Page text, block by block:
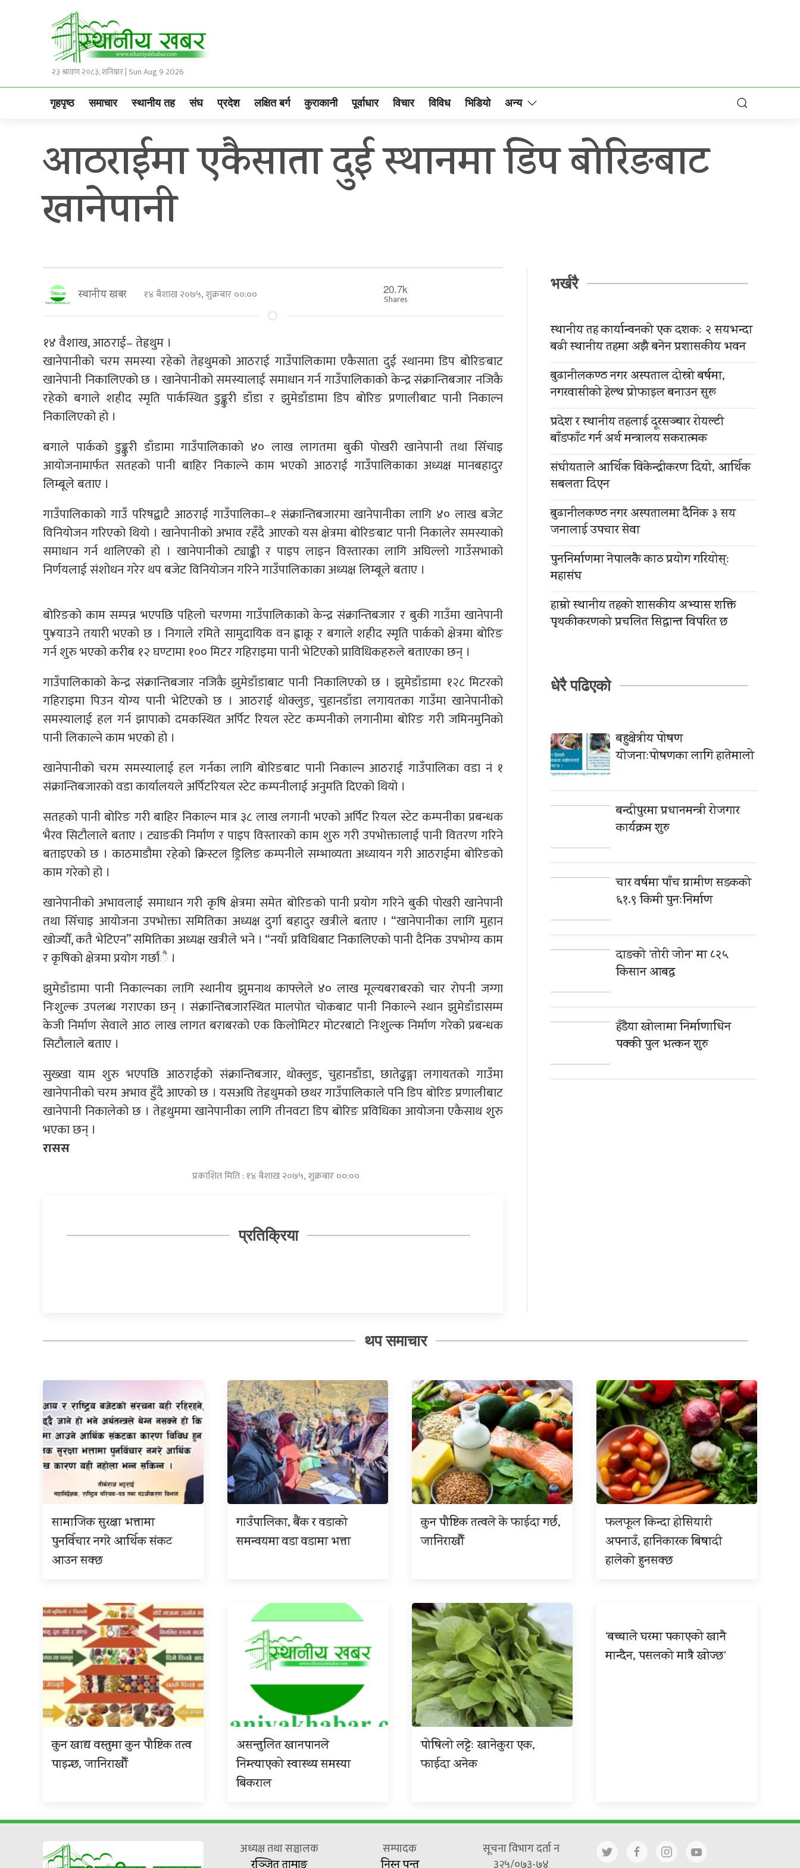
२३ श्रावण २०८३, शनिबार | Sun Aug 9 2026
गृहपृष्ठ समाचार स्थानीय तह संघ प्रदेश लक्षित बर्ग कुराकानी पूर्वाधार विचार विविध भिडियो अन्य
आठराईमा एकैसाता दुई स्थानमा डिप बोरिङबाट
खानेपानी
स्थानीय खबर १४ बैशाख २०७५, शुक्रबार ००:०० 20.7k
Shares
१४ वैशाख, आठराई– तेह्रथुम ।
खानेपानीको चरम समस्या रहेको तेह्रथुमको आठराई गाउँपालिकामा एकैसाता दुई स्थानमा डिप बोरिङबाट
खानेपानी निकालिएको छ । खानेपानीको समस्यालाई समाधान गर्न गाउँपालिकाको केन्द्र संक्रान्तिबजार नजिकै
रहेको बगाले शहीद स्मृति पार्कस्थित डुङ्कुरी डाँडा र झुमेडाँडामा डिप बोरिङ प्रणालीबाट पानी निकाल्न
निकालिएको हो ।
बगाले पार्कको डुङ्कुरी डाँडामा गाउँपालिकाको ४० लाख लागतमा बुकी पोखरी खानेपानी तथा सिँचाइ
आयोजनामार्फत सतहको पानी बाहिर निकाल्ने काम भएको आठराई गाउँपालिकाका अध्यक्ष मानबहादुर
लिम्बूले बताए ।
गाउँपालिकाको गाउँ परिषद्बाटै आठराई गाउँपालिका–१ संक्रान्तिबजारमा खानेपानीका लागि ४० लाख बजेट
विनियोजन गरिएको थियो । खानेपानीको अभाव रहँदै आएको यस क्षेत्रमा बोरिङबाट पानी निकालेर समस्याको
समाधान गर्न थालिएको हो । खानेपानीको ट्याङ्की र पाइप लाइन विस्तारका लागि अघिल्लो गाउँसभाको
निर्णयलाई संशोधन गरेर थप बजेट विनियोजन गरिने गाउँपालिकाका अध्यक्ष लिम्बूले बताए ।
बोरिङको काम सम्पन्न भएपछि पहिलो चरणमा गाउँपालिकाको केन्द्र संक्रान्तिबजार र बुकी गाउँमा खानेपानी
पु¥याउने तयारी भएको छ । निगाले रमिते सामुदायिक वन ह्वाकू र बगाले शहीद स्मृति पार्कको क्षेत्रमा बोरिङ
गर्न शुरु भएको करीब १२ घण्टामा १०० मिटर गहिराइमा पानी भेटिएको प्राविधिकहरुले बताएका छन् ।
गाउँपालिकाको केन्द्र संक्रान्तिबजार नजिकै झुमेडाँडाबाट पानी निकालिएको छ । झुमेडाँडामा १२८ मिटरको
गहिराइमा पिउन योग्य पानी भेटिएको छ । आठराई थोक्लुङ, चुहानडाँडा लगायतका गाउँमा खानेपानीको
समस्यालाई हल गर्न झापाको दमकस्थित अर्पिट रियल स्टेट कम्पनीको लगानीमा बोरिङ गरी जमिनमुनिको
पानी लिकाल्ने काम भएको हो ।
खानेपानीको चरम समस्यालाई हल गर्नका लागि बोरिङबाट पानी निकाल्न आठराई गाउँपालिका वडा नं १
संक्रान्तिबजारको वडा कार्यालयले अर्पिटरियल स्टेट कम्पनीलाई अनुमति दिएको थियो ।
सतहको पानी बोरिङ गरी बाहिर निकाल्न मात्र ३८ लाख लगानी भएको अर्पिट रियल स्टेट कम्पनीका प्रबन्धक
भैरव सिटौलाले बताए । ट्याङकी निर्माण र पाइप विस्तारको काम शुरु गरी उपभोक्तालाई पानी वितरण गरिने
बताइएको छ । काठमाडौमा रहेको क्रिस्टल ड्रिलिङ कम्पनीले सम्भाव्यता अध्यायन गरी आठराईमा बोरिङको
काम गरेको हो ।
खानेपानीको अभावलाई समाधान गरी कृषि क्षेत्रमा समेत बोरिङको पानी प्रयोग गरिने बुकी पोखरी खानेपानी
तथा सिँचाइ आयोजना उपभोक्ता समितिका अध्यक्ष दुर्गा बहादुर खत्रीले बताए । “खानेपानीका लागि मुहान
खोज्यौँ, कतै भेटिएन” समितिका अध्यक्ष खत्रीले भने । “नयाँ प्रविधिबाट निकालिएको पानी दैनिक उपभोग्य काम
र कृषिको क्षेत्रमा प्रयोग गर्छांै ।
झुमेडाँडामा पानी निकाल्नका लागि स्थानीय झुमनाथ काफ्लेले ४० लाख मूल्यबराबरको चार रोपनी जग्गा
निःशुल्क उपलब्ध गराएका छन् । संक्रान्तिबजारस्थित मालपोत चोकबाट पानी निकाल्ने स्थान झुमेडाँडासम्म
केजी निर्माण सेवाले आठ लाख लागत बराबरको एक किलोमिटर मोटरबाटो निःशुल्क निर्माण गरेको प्रबन्धक
सिटौलाले बताए ।
सुख्खा याम शुरु भएपछि आठराईको संक्रान्तिबजार, थोक्लुङ, चुहानडाँडा, छातेढुङ्गा लगायतको गाउँमा
खानेपानीको चरम अभाव हुँदै आएको छ । यसअघि तेह्रथुमको छथर गाउँपालिकाले पनि डिप बोरिङ प्रणालीबाट
खानेपानी निकालेको छ । तेह्रथुममा खानेपानीका लागि तीनवटा डिप बोरिङ प्रविधिका आयोजना एकैसाथ शुरु
भएका छन् ।
रासस
प्रकाशित मिति : १४ बैशाख २०७५, शुक्रबार ००:००
प्रतिक्रिया
भर्खरै
स्थानीय तह कार्यान्वनको एक दशकः २ सयभन्दा
बढी स्थानीय तहमा अझै बनेन प्रशासकीय भवन
बुढानीलकण्ठ नगर अस्पताल दोस्रो बर्षमा,
नगरवासीको हेल्थ प्रोफाइल बनाउन सुरू
प्रदेश र स्थानीय तहलाई दूरसञ्चार रोयल्टी
बाँडफाँट गर्न अर्थ मन्त्रालय सकरात्मक
संघीयताले आर्थिक विकेन्द्रीकरण दियो, आर्थिक
सबलता दिएन
बुढानीलकण्ठ नगर अस्पतालमा दैनिक ३ सय
जनालाई उपचार सेवा
पुननिर्माणमा नेपालकै काठ प्रयोग गरियोस्ः
महासंघ
हाम्रो स्थानीय तहको शासकीय अभ्यास शक्ति
पृथकीकरणको प्रचलित सिद्धान्त विपरित छ
धेरै पढिएको
बहुक्षेत्रीय पोषण
याेजनाःपोषणका लागि हातेमालो
बन्दीपुरमा प्रधानमन्त्री रोजगार
कार्यक्रम शुरु
चार वर्षमा पाँच ग्रामीण सडकको
६१.९ किमी पुनःनिर्माण
दाङको ‘तोरी जोन’ मा ८२५
किसान आबद्ध
हँडैया खोलामा निर्माणाधिन
पक्की पुल भत्कन शुरु
थप समाचार
सामाजिक सुरक्षा भत्तामा
पुनर्विचार नगरे आर्थिक संकट
आउन सक्छ
गाउँपालिका, बैंक र वडाको
समन्वयमा वडा वडामा भत्ता
कुन पौष्टिक तत्वले के फाईदा गर्छ,
जानिराखौँ
फलफूल किन्दा होसियारी
अपनाउँ, हानिकारक बिषादी
हालेको हुनसक्छ
कुन खाद्य वस्तुमा कुन पौष्टिक तत्व
पाइन्छ, जानिराखौँ
असन्तुलित खानपानले
निम्त्याएको स्वास्थ्य समस्या
बिकराल
पोषिलो लट्टेः खानेकुरा एक,
फाईदा अनेक
‘बच्चाले घरमा पकाएको खानै
मान्दैन, पसलको मात्रै खोज्छ’
अध्यक्ष तथा सञ्चालक
सम्पादक
सूचना विभाग दर्ता न